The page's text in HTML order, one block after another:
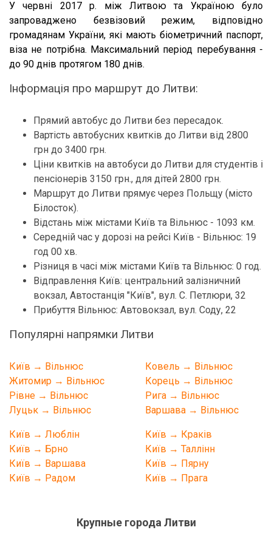
У червні 2017 р. між Литвою та Україною було
запроваджено безвізовий режим, відповідно
громадянам України, які мають біометричний паспорт,
віза не потрібна. Максимальний період перебування -
до 90 днів протягом 180 днів.
Інформація про маршрут до Литви:
Прямий автобус до Литви без пересадок.
Вартість автобусних квитків до Литви від 2800
грн до 3400 грн.
Ціни квитків на автобуси до Литви для студентів і
пенсіонерів 3150 грн., для дітей 2800 грн.
Маршрут до Литви прямує через Польщу (місто
Білосток).
Відстань між містами Київ та Вільнюс - 1093 км.
Середній час у дорозі на рейсі Київ - Вільнюс: 19
год 00 хв.
Різниця в часі між містами Київ та Вільнюс: 0 год.
Відправлення Київ: центральний залізничний
вокзал, Автостанція "Київ", вул. С. Петлюри, 32
Прибуття Вільнюс: Автовокзал, вул. Соду, 22
Популярні напрямки Литви
Київ → Вільнюс
Житомир → Вільнюс
Рівне → Вільнюс
Луцьк → Вільнюс
Ковель → Вільнюс
Корець → Вільнюс
Рига → Вільнюс
Варшава → Вільнюс
Київ → Люблін
Київ → Брно
Київ → Варшава
Київ → Радом
Київ → Краків
Київ → Таллінн
Київ → Пярну
Київ → Прага
Крупные города Литви